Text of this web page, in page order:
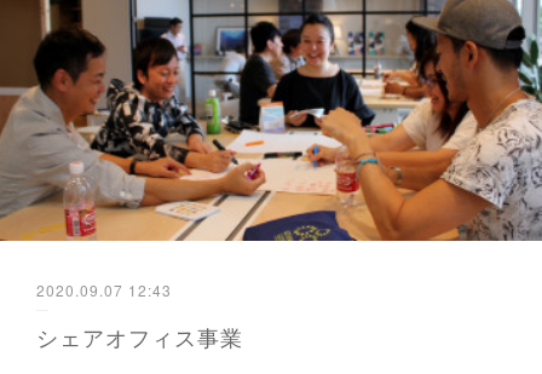
2020.09.07 12:43
シェアオフィス事業